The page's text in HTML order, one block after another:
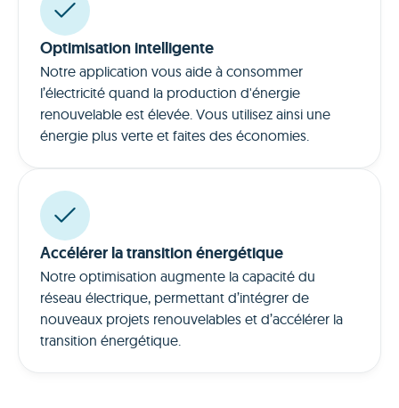
Optimisation intelligente
Notre application vous aide à consommer
l’électricité quand la production d'énergie
renouvelable est élevée. Vous utilisez ainsi une
énergie plus verte et faites des économies.
Accélérer la transition énergétique
Notre optimisation augmente la capacité du
réseau électrique, permettant d’intégrer de
nouveaux projets renouvelables et d’accélérer la
transition énergétique.